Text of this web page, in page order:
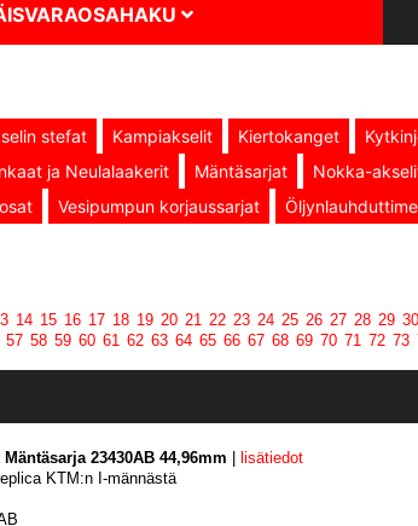
stefat Kampiakselit Kiertokanget
ja Neulalaakerit Mäntäsarjat Nokka-
Vesipumpun korjaussarjat
14 15 16 17 18 19 20 21 22 23 24 25 26 27 28 29 30
57 58 59 60 61 62 63 64 65 66 67 68 69 70 71 72 73
Mäntäsarja 23430AB 44,96mm
lisätiedot
KTM:n I-männästä